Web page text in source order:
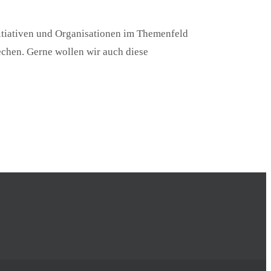
und Organisationen im Themenfeld
Gerne wollen wir auch diese